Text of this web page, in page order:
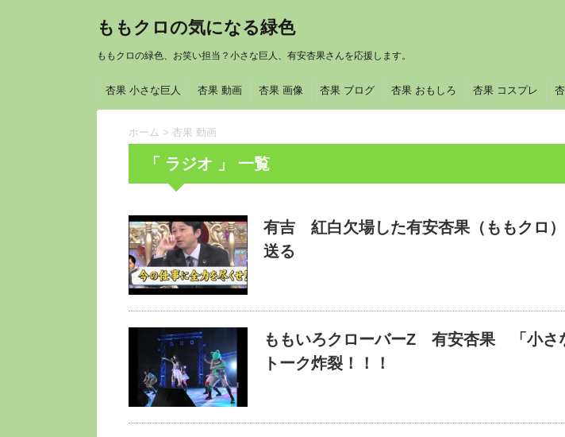
ももクロの気になる緑色
ももクロの緑色、お笑い担当？小さな巨人、有安杏果さんを応援します。
杏果 小さな巨人 杏果 動画 杏果 画像 杏果 ブログ 杏果 おもしろ 杏果 コスプレ
ホーム > 杏果 動画
「 ラジオ 」 一覧
有吉 紅白欠場した有安杏果（ももクロ
送る
ももいろクローバーZ 有安杏果 「小さ
トーク炸裂！！！